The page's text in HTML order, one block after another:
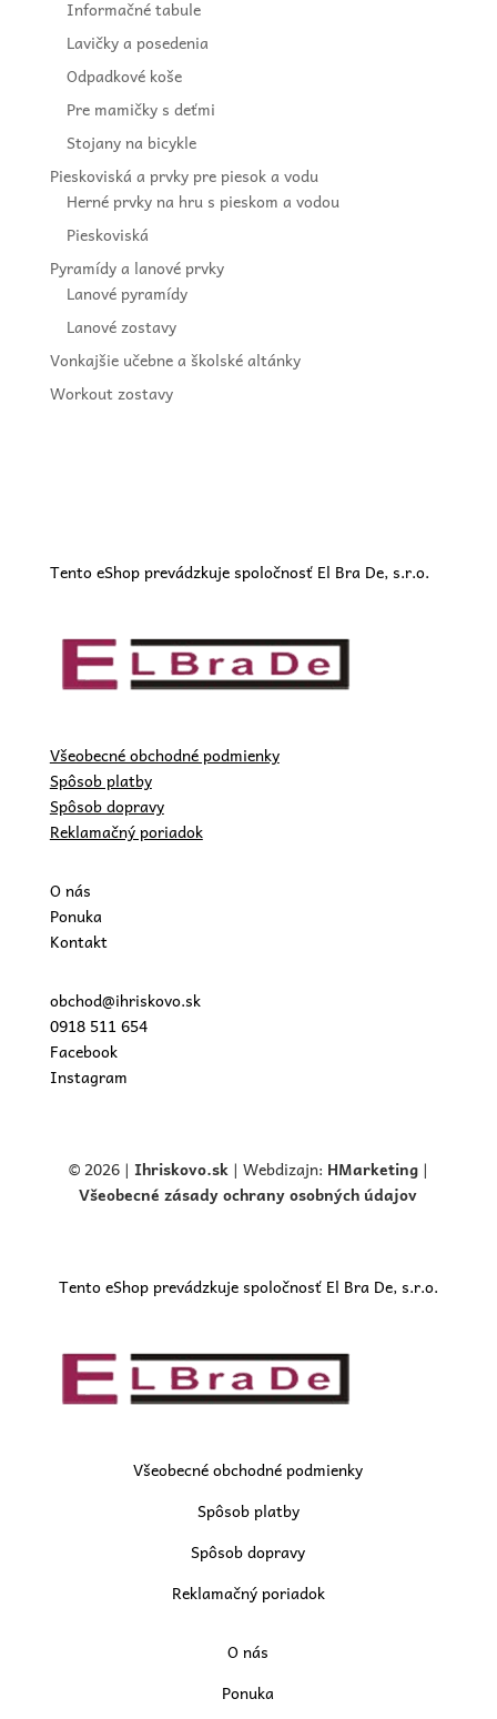
Informačné tabule
Lavičky a posedenia
Odpadkové koše
Pre mamičky s deťmi
Stojany na bicykle
Pieskoviská a prvky pre piesok a vodu
Herné prvky na hru s pieskom a vodou
Pieskoviská
Pyramídy a lanové prvky
Lanové pyramídy
Lanové zostavy
Vonkajšie učebne a školské altánky
Workout zostavy
Tento eShop prevádzkuje spoločnosť El Bra De, s.r.o.
Všeobecné obchodné podmienky
Spôsob platby
Spôsob dopravy
Reklamačný poriadok
O nás
Ponuka
Kontakt
obchod@ihriskovo.sk
0918 511 654
Facebook
Instagram
© 2026 | Ihriskovo.sk| Webdizajn: HMarketing |
Všeobecné zásady ochrany osobných údajov
Tento eShop prevádzkuje spoločnosť El Bra De, s.r.o.
Všeobecné obchodné podmienky
Spôsob platby
Spôsob dopravy
Reklamačný poriadok
O nás
Ponuka